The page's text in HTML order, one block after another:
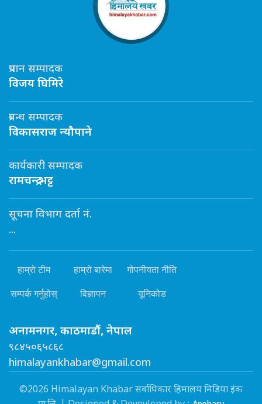
प्रधान सम्पादक
विजय घिमिरे
प्रबन्ध सम्पादक
विकासराज न्यौपाने
कार्यकारी सम्पादक
रामचन्द्र भट्ट
सूचना विभाग दर्ता नं.
...
हाम्रो टीम हाम्रो बारेमा गोपनीयता नीति
सम्पर्क गर्नुहोस् विज्ञापन यूनिकोड
अनामनगर, काठमाडौं, नेपाल
९८४५०६५८६८
himalayankhabar@gmail.com
©2026 Himalayan Khabar सर्वाधिकार हिमालय मिडिया इंक